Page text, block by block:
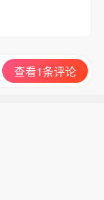
查看1条评论